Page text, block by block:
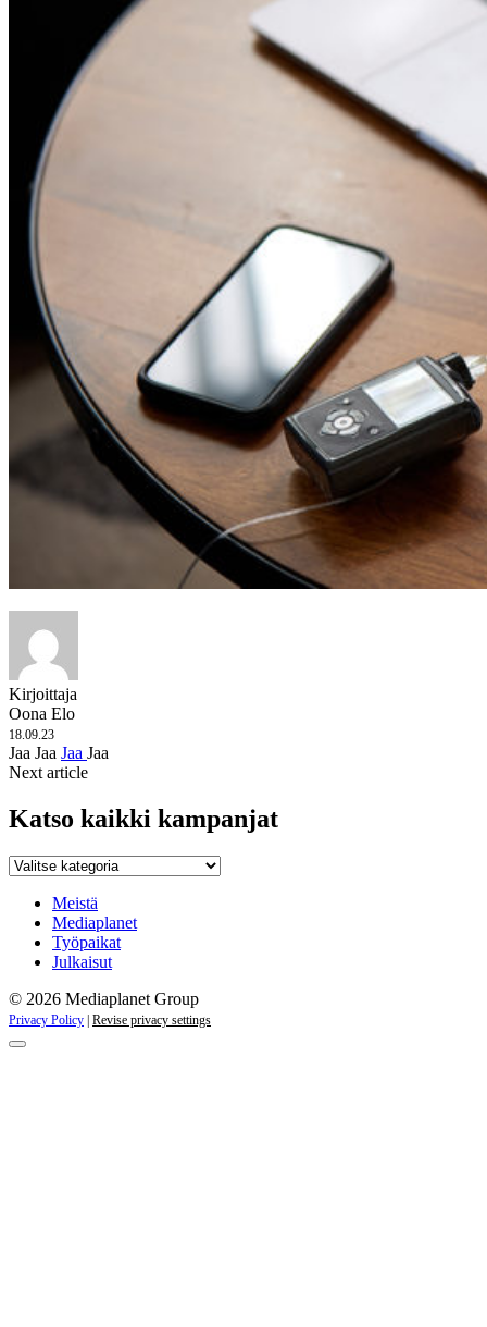
Kirjoittaja
Oona Elo
18.09.23
Jaa Jaa Jaa Jaa
Next article
Katso kaikki kampanjat
Katso
kampanjat
Meistä
Mediaplanet
Työpaikat
Julkaisut
© 2026 Mediaplanet Group
Privacy Policy | Revise privacy settings